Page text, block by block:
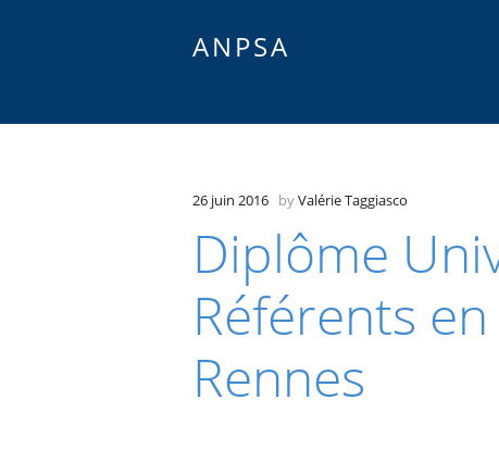
ANPSA
26 juin 2016 byValérie Taggiasco
Diplôme
Référents
Rennes